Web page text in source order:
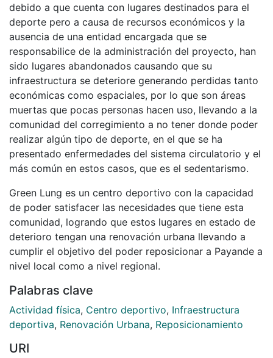
debido a que cuenta con lugares destinados para el
deporte pero a causa de recursos económicos y la
ausencia de una entidad encargada que se
responsabilice de la administración del proyecto, han
sido lugares abandonados causando que su
infraestructura se deteriore generando perdidas tanto
económicas como espaciales, por lo que son áreas
muertas que pocas personas hacen uso, llevando a la
comunidad del corregimiento a no tener donde poder
realizar algún tipo de deporte, en el que se ha
presentado enfermedades del sistema circulatorio y el
más común en estos casos, que es el sedentarismo.
Green Lung es un centro deportivo con la capacidad
de poder satisfacer las necesidades que tiene esta
comunidad, logrando que estos lugares en estado de
deterioro tengan una renovación urbana llevando a
cumplir el objetivo del poder reposicionar a Payande a
nivel local como a nivel regional.
Palabras clave
Actividad física, Centro deportivo, Infraestructura
deportiva, Renovación Urbana, Reposicionamiento
URI